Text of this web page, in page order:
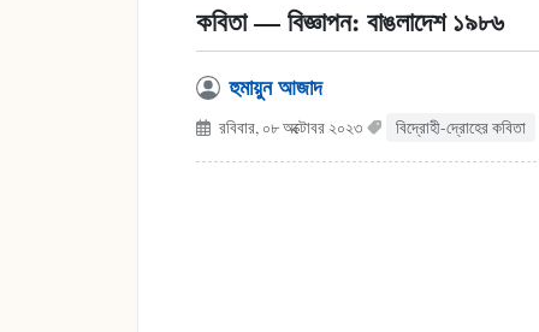
কবিতা — বিজ্ঞাপন: বাঙলাদেশ ১৯৮৬
হুমায়ুন আজাদ
রবিবার, ০৮ অক্টোবর ২০২৩ বিদ্রোহী-দ্রোহের কবিতা